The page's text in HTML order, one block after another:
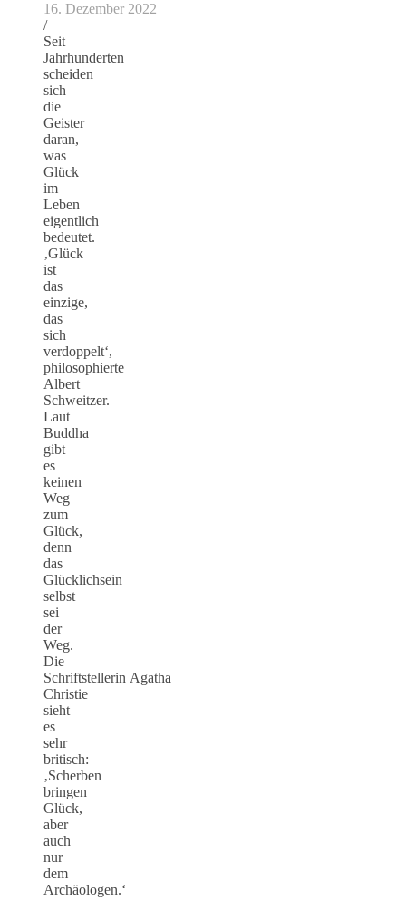
16. Dezember 2022
/
Seit
Jahrhunderten
scheiden
sich
die
Geister
daran,
was
Glück
im
Leben
eigentlich
bedeutet.
‚Glück
ist
das
einzige,
das
sich
verdoppelt‘,
philosophierte
Albert
Schweitzer.
Laut
Buddha
gibt
es
keinen
Weg
zum
Glück,
denn
das
Glücklichsein
selbst
sei
der
Weg.
Die
Schriftstellerin Agatha
Christie
sieht
es
sehr
britisch:
‚Scherben
bringen
Glück,
aber
auch
nur
dem
Archäologen.‘